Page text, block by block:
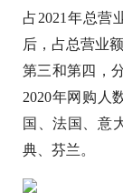
占2021年总营
后，占总营业
第三和第四，
2020年网购人
国、法国、意
典、芬兰。